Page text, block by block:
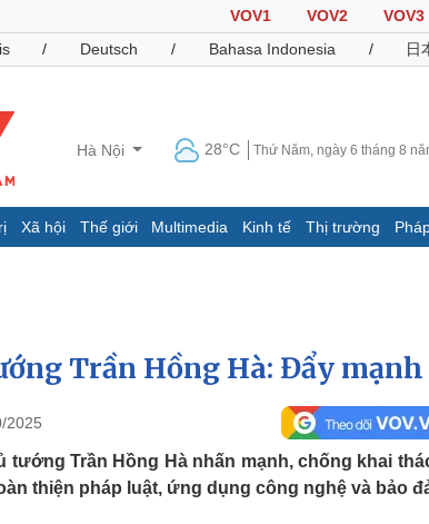
VOV1 VOV2 VOV3
/ Deutsch / Bahasa Indonesia / 日
Hà Nội 28°C Thứ Năm, ngày 6 tháng 8
Xã hội Thế giới Multimedia Kinh tế Thị trường
Giáo dục
Dấu ấn VOV
Hồ sơ
Quân sự - Quốc phòng
Vũ khí
Thể thao
Bóng đá
Trần Hồng Hà: Đẩy
2025
tướng Trần Hồng Hà nhấn mạnh, chống khai
thiện pháp luật, ứng dụng công nghệ và bảo